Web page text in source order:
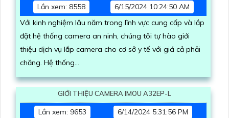
Lần xem: 8558
6/15/2024 10:24:50 AM
Với kinh nghiệm lâu năm trong lĩnh vực cung cấp và lắp
đặt hệ thống camera an ninh, chúng tôi tự hào giới
thiệu dịch vụ lắp camera cho cơ sở y tế với giá cả phải
chăng. Hệ thống...
GIỚI THIỆU CAMERA IMOU A32EP-L
Lần xem: 9653
6/14/2024 5:31:56 PM